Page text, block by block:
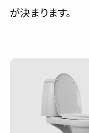
が決まります。